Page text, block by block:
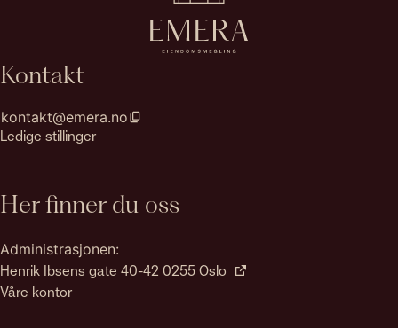
Kontakt
kontakt@emera.no
Ledige stillinger
Her finner du oss
Administrasjonen:
Henrik Ibsens gate 40-42 0255 Oslo
Våre kontor